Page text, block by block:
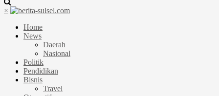
×
Home
News
Daerah
Nasional
Politik
Pendidikan
Bisnis
Travel